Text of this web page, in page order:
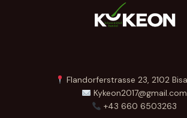
Flandorferstrasse 23, 2102
Kykeon2017@gmail.com
+43 660 6503263